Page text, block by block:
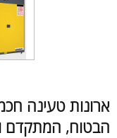
ארונות טעינה
הבטוח, המתקדם